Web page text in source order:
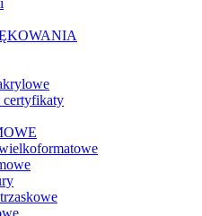
certyfikaty